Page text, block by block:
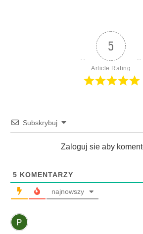
5
Article Rating
Subskrybuj
Zaloguj sie aby
5 KOMENTARZY
najnowszy